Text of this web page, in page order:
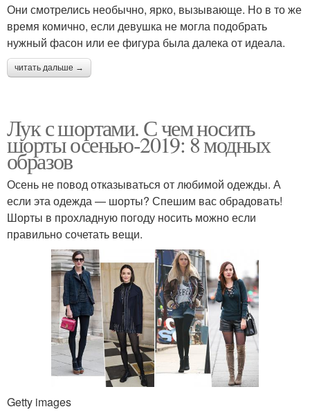
Они смотрелись необычно, ярко, вызывающе. Но в то же
время комично, если девушка не могла подобрать
нужный фасон или ее фигура была далека от идеала.
читать дальше →
Лук с шортами. С чем носить
шорты осенью-2019: 8 модных
образов
Осень не повод отказываться от любимой одежды. А
если эта одежда — шорты? Спешим вас обрадовать!
Шорты в прохладную погоду носить можно если
правильно сочетать вещи.
Getty images